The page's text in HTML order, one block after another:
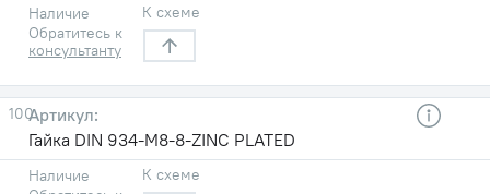
Наличие
Обратитесь к
консультанту
К схеме
100
Гайка DIN 934-M8-8-ZINC PLATED
Наличие
К схеме